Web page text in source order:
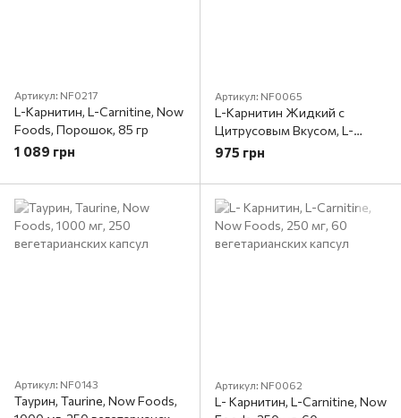
Артикул: NF0217
L-Карнитин, L-Carnitine, Now
Foods, Порошок, 85 гр
1 089 грн
Артикул: NF0065
L-Карнитин Жидкий с
Цитрусовым Вкусом, L-
Carnitine, Now Foods, 1000
975 грн
Артикул: NF0143
Таурин, Taurine, Now Foods,
Артикул: NF0062
L- Карнитин, L-Carnitine, Now